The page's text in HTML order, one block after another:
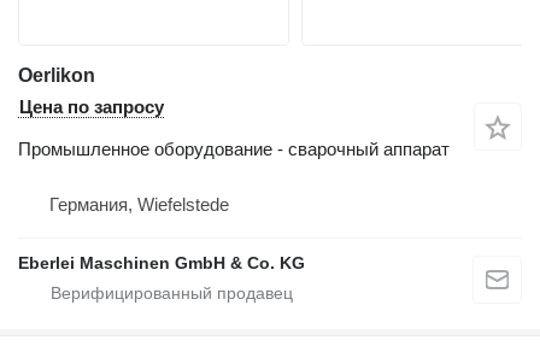
Oerlikon
Цена по запросу
Промышленное оборудование - сварочный аппарат
Германия, Wiefelstede
Eberlei Maschinen GmbH & Co. KG